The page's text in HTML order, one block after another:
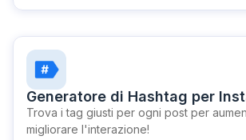
Generatore di Hashtag per
Trova i tag giusti per ogni post per
migliorare l'interazione!